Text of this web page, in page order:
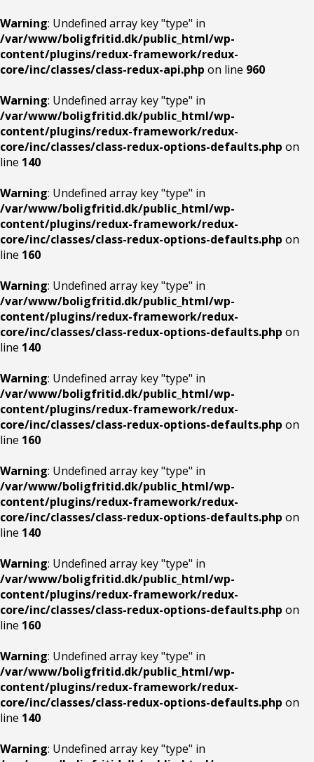
Warning: Undefined array key "type" in
/var/www/boligfritid.dk/public_html/wp-
content/plugins/redux-framework/redux-
core/inc/classes/class-redux-api.php on line 960
Warning: Undefined array key "type" in
/var/www/boligfritid.dk/public_html/wp-
content/plugins/redux-framework/redux-
core/inc/classes/class-redux-options-defaults.php on
line 140
Warning: Undefined array key "type" in
/var/www/boligfritid.dk/public_html/wp-
content/plugins/redux-framework/redux-
core/inc/classes/class-redux-options-defaults.php on
line 160
Warning: Undefined array key "type" in
/var/www/boligfritid.dk/public_html/wp-
content/plugins/redux-framework/redux-
core/inc/classes/class-redux-options-defaults.php on
line 140
Warning: Undefined array key "type" in
/var/www/boligfritid.dk/public_html/wp-
content/plugins/redux-framework/redux-
core/inc/classes/class-redux-options-defaults.php on
line 160
Warning: Undefined array key "type" in
/var/www/boligfritid.dk/public_html/wp-
content/plugins/redux-framework/redux-
core/inc/classes/class-redux-options-defaults.php on
line 140
Warning: Undefined array key "type" in
/var/www/boligfritid.dk/public_html/wp-
content/plugins/redux-framework/redux-
core/inc/classes/class-redux-options-defaults.php on
line 160
Warning: Undefined array key "type" in
/var/www/boligfritid.dk/public_html/wp-
content/plugins/redux-framework/redux-
core/inc/classes/class-redux-options-defaults.php on
line 140
Warning: Undefined array key "type" in